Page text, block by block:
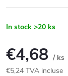
In stock >20 ks
€4,68 / ks
€5,24 TVA incluse